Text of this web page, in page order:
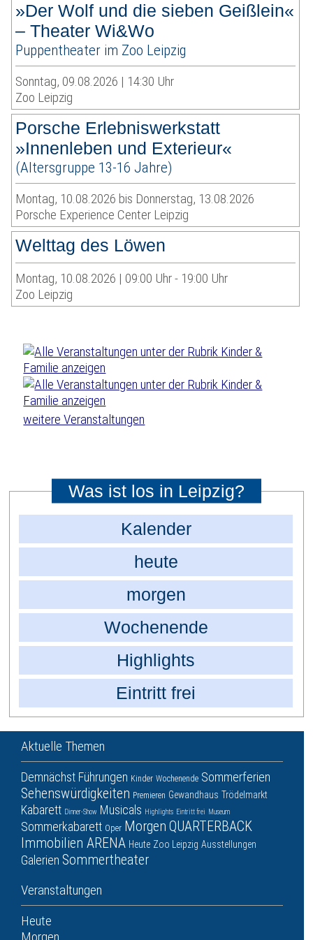
»Der Wolf und die sieben Geißlein«
– Theater Wi&Wo
Puppentheater im Zoo Leipzig
Sonntag, 09.08.2026 | 14:30 Uhr
Zoo Leipzig
Porsche Erlebniswerkstatt
»Innenleben und Exterieur«
(Altersgruppe 13-16 Jahre)
Montag, 10.08.2026 bis Donnerstag, 13.08.2026
Porsche Experience Center Leipzig
Welttag des Löwen
Montag, 10.08.2026 | 09:00 Uhr - 19:00 Uhr
Zoo Leipzig
weitere Veranstaltungen
Was ist los in Leipzig?
Kalender
heute
morgen
Wochenende
Highlights
Eintritt frei
Aktuelle Themen
Demnächst Führungen Kinder Wochenende Sommerferien
Sehenswürdigkeiten Premieren Gewandhaus Trödelmarkt
Kabarett Dinner-Show Musicals Highlights Eintritt frei Museum
Sommerkabarett Oper Morgen QUARTERBACK
Immobilien ARENA Heute Zoo Leipzig Ausstellungen
Galerien Sommertheater
Veranstaltungen
Heute